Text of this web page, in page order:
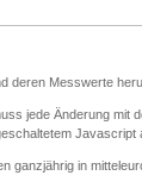
deren Messwerte
jede Änderung mit
Javascript
ganzjährig in